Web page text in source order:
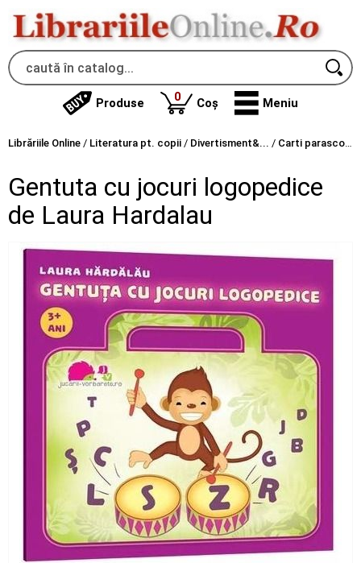
Produse 0produse
Coș Meniu
Librăriile Online / Literatura pt. copii / Divertisment&... / Carti parascolare
Gentuta cu jocuri logopedice
de Laura Hardalau